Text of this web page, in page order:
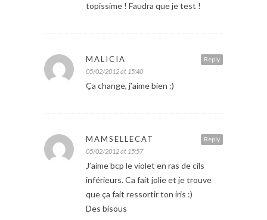
topissime ! Faudra que je test !
Reply
MALICIA
05/02/2012 at 15:40
Ça change, j’aime bien :)
Reply
MAMSELLECAT
05/02/2012 at 15:57
J’aime bcp le violet en ras de cils
inférieurs. Ca fait jolie et je trouve
que ça fait ressortir ton iris :)
Des bisous